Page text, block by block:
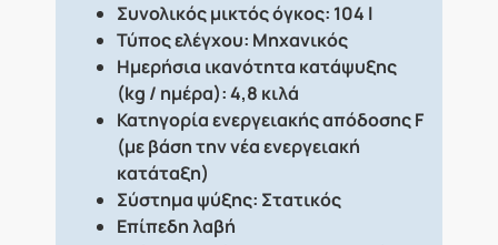
Συνολικός μικτός όγκος: 104 l
Τύπος ελέγχου: Μηχανικός
Ημερήσια ικανότητα κατάψυξης
(kg / ημέρα): 4,8 κιλά
Κατηγορία ενεργειακής απόδοσης F
(με βάση την νέα ενεργειακή
κατάταξη)
Σύστημα ψύξης: Στατικός
Επίπεδη λαβή